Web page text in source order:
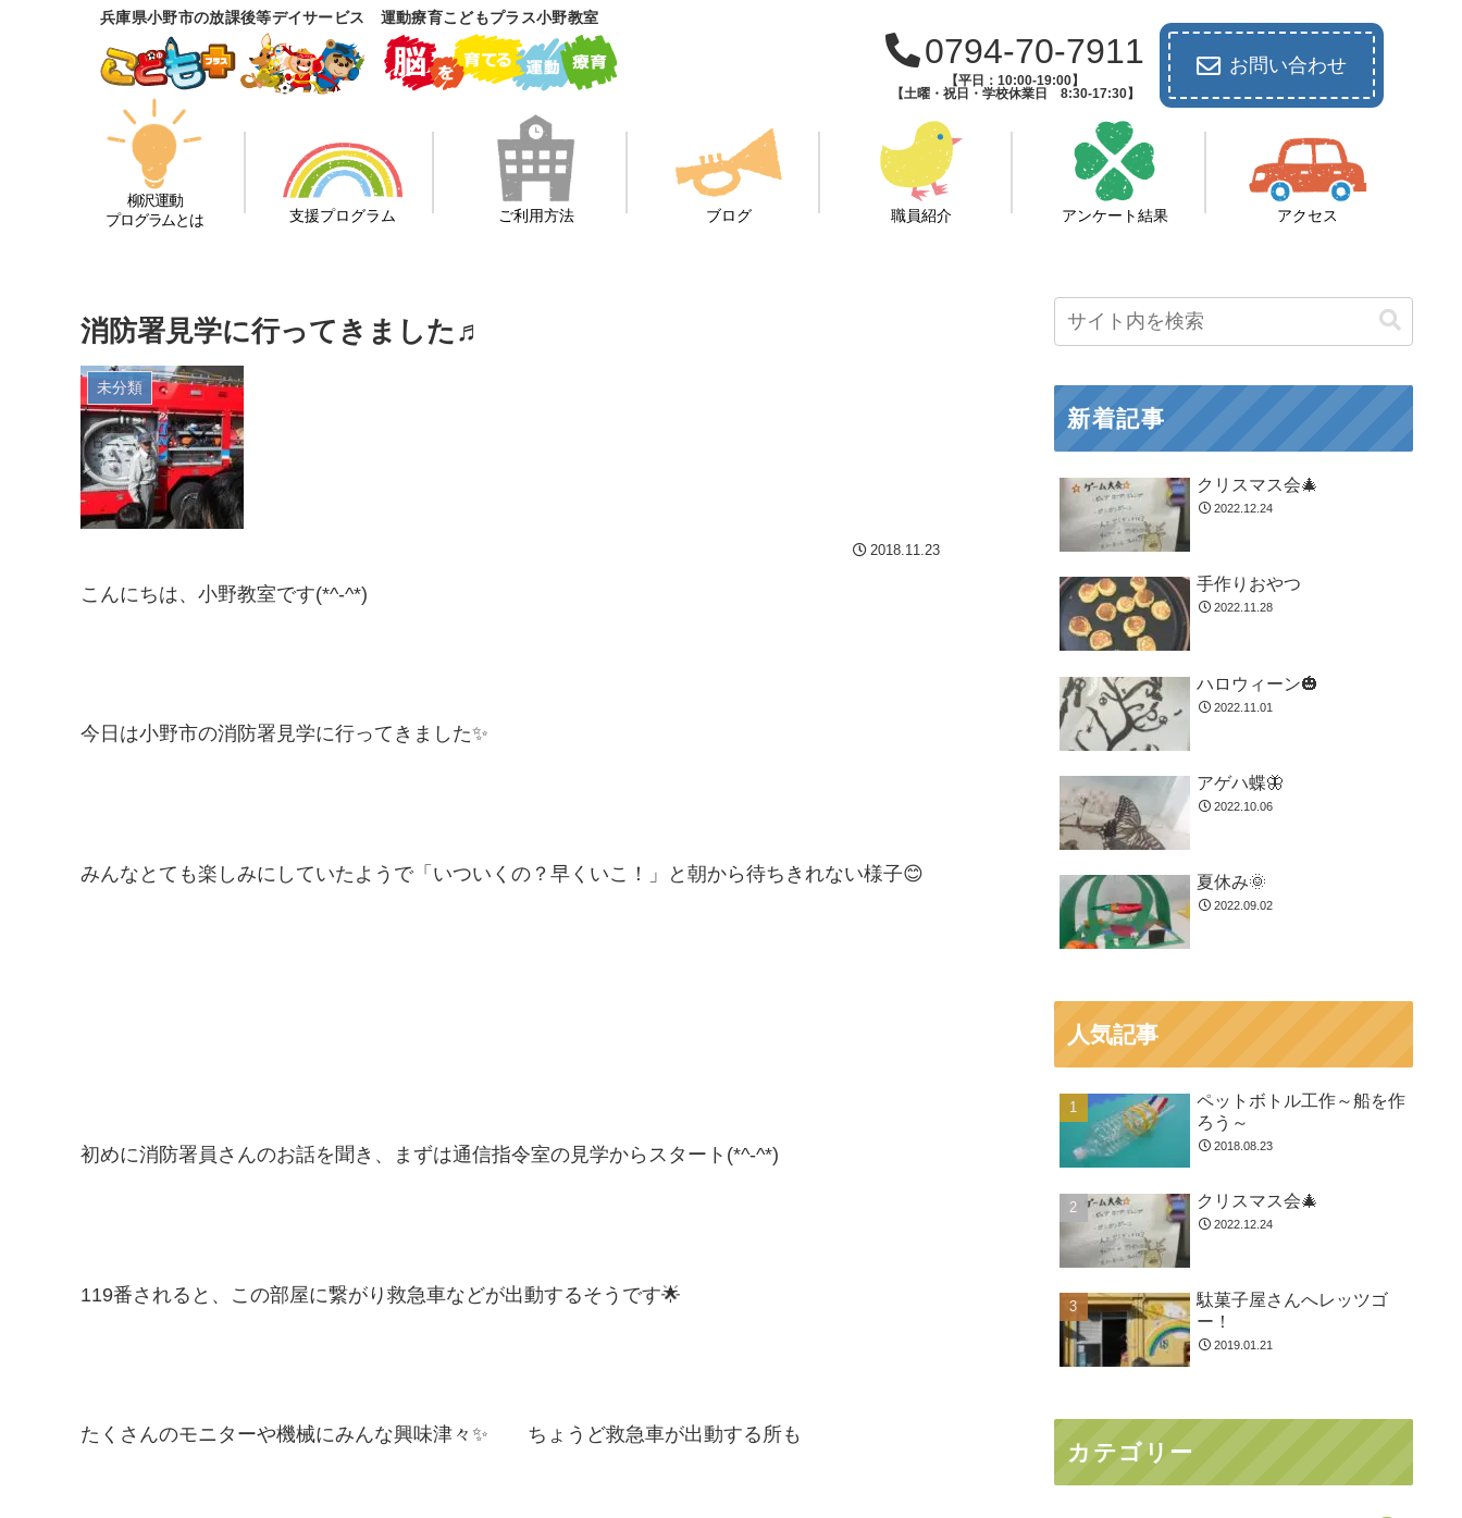
兵庫県小野市の放課後等デイサービス 運動療育こどもプラス小野教室
0794-70-7911
【平日：10:00-19:00】
【土曜・祝日・学校休業日 8:30-17:30】
お問い合わせ
柳沢運動
プログラムとは
支援プログラム ご利用方法 ブログ 職員紹介 アンケート結果 アクセス
消防署見学に行ってきました♬
未分類
2018.11.23
こんにちは、小野教室です(*^-^*)
今日は小野市の消防署見学に行ってきました✨
みんなとても楽しみにしていたようで「いついくの？早くいこ！」と朝から待ちきれない様子😊
初めに消防署員さんのお話を聞き、まずは通信指令室の見学からスタート(*^-^*)
119番されると、この部屋に繋がり救急車などが出動するそうです🌟
たくさんのモニターや機械にみんな興味津々✨ ちょうど救急車が出動する所も
新着記事
クリスマス会🎄
2022.12.24
手作りおやつ
2022.11.28
ハロウィーン🎃
2022.11.01
アゲハ蝶🦋
2022.10.06
夏休み🌞
2022.09.02
人気記事
ペットボトル工作～船を作
ろう～
2018.08.23
クリスマス会🎄
2022.12.24
駄菓子屋さんへレッツゴ
ー！
2019.01.21
カテゴリー